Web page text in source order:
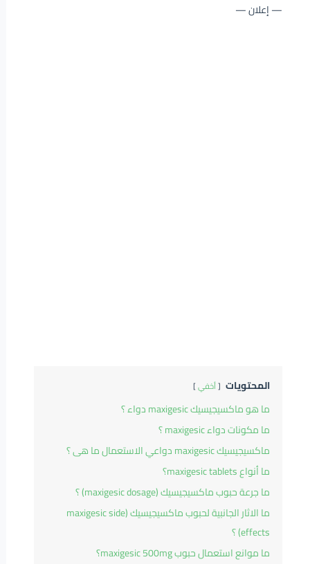
— إعلان —
المحتويات أخفي
ما هو ماكسيجيسيك maxigesic دواء ؟
ما مكونات دواء maxigesic ؟
ماكسيجيسيك maxigesic دواعي الاستعمال ما هى ؟
ما أنواع maxigesic tablets؟
ما جرعة حبوب ماكسيجيسيك (maxigesic dosage) ؟
ما الاثار الجانبية لحبوب ماكسيجيسيك (maxigesic side
effects) ؟
ما موانع استعمال حبوب maxigesic 500mg؟